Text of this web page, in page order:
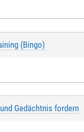
(Bingo)
Gedächtnis fordern